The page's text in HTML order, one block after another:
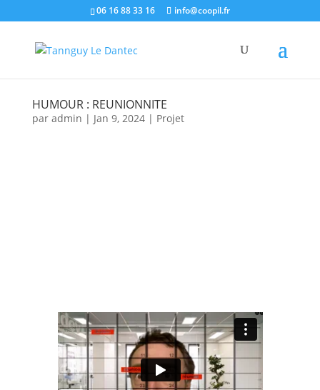
06 16 88 33 16 info@coopil.fr
HUMOUR : REUNIONNITE
par admin | Jan 9, 2024| Projet